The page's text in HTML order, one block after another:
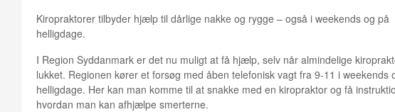
Kiropraktorer tilbyder hjælp til dårlige nakke og rygge – også i weekends og på
helligdage.
I Region Syddanmark er det nu muligt at få hjælp, selv når almindelige
lukket. Regionen kører et forsøg med åben telefonisk vagt fra 9-11 i weekends
helligdage. Her kan man komme til at snakke med en kiropraktor og få
hvordan man kan afhjælpe smerterne.